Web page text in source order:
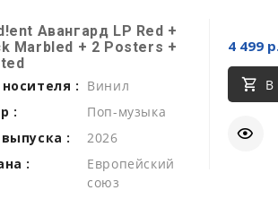
Авангард LP Red +
Marbled + 2 Posters +
: Винил
:
Поп-музыка
:
2026
:
Европейский
союз
4 499
В